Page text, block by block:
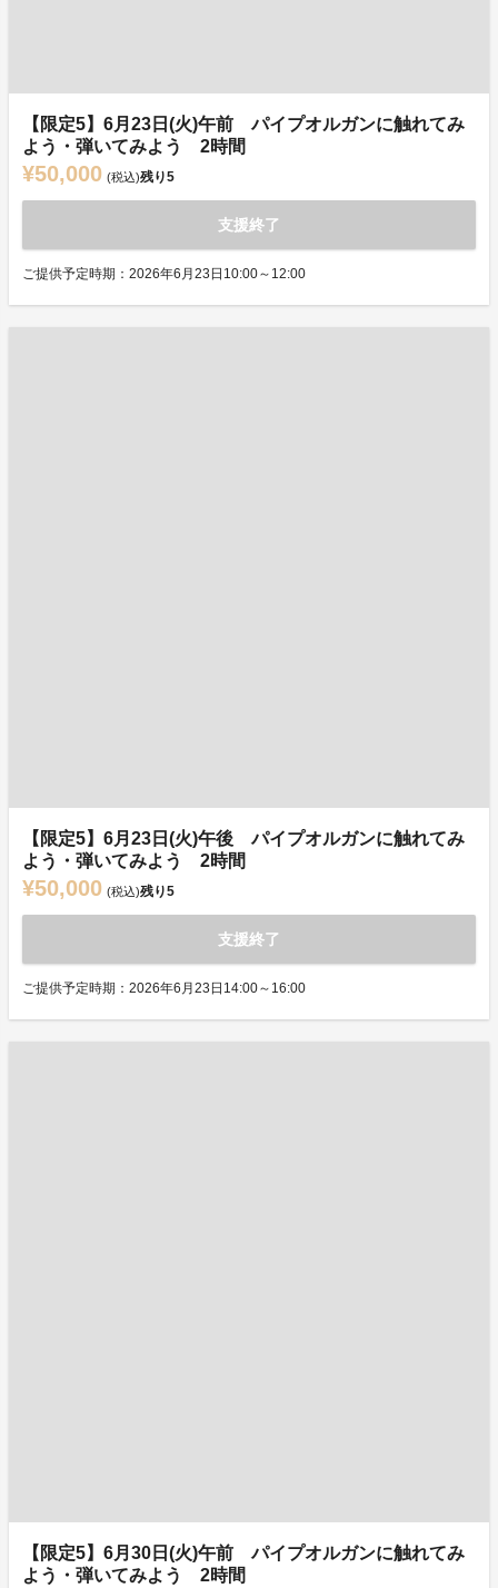
【限定5】6月23日(火)午前 パイプオルガンに触れてみ
よう・弾いてみよう 2時間
¥50,000 (税込)残り5
支援終了
ご提供予定時期：2026年6月23日10:00～12:00
【限定5】6月23日(火)午後 パイプオルガンに触れてみ
よう・弾いてみよう 2時間
¥50,000 (税込)残り5
支援終了
ご提供予定時期：2026年6月23日14:00～16:00
【限定5】6月30日(火)午前 パイプオルガンに触れてみ
よう・弾いてみよう 2時間